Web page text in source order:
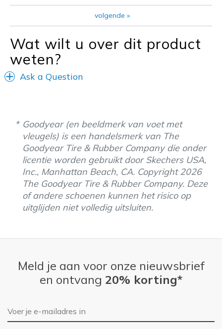
Everyday Wear
Sizing
Feels true to size
volgende »
Wat wilt u over dit product
weten?
Ask a Question
Goodyear (en beeldmerk van voet met
vleugels) is een handelsmerk van The
Goodyear Tire & Rubber Company die onder
licentie worden gebruikt door Skechers USA,
Inc., Manhattan Beach, CA. Copyright 2026
The Goodyear Tire & Rubber Company. Deze
of andere schoenen kunnen het risico op
uitglijden niet volledig uitsluiten.
Meld je aan voor onze nieuwsbrief
en ontvang 20% korting*
E-mailadres